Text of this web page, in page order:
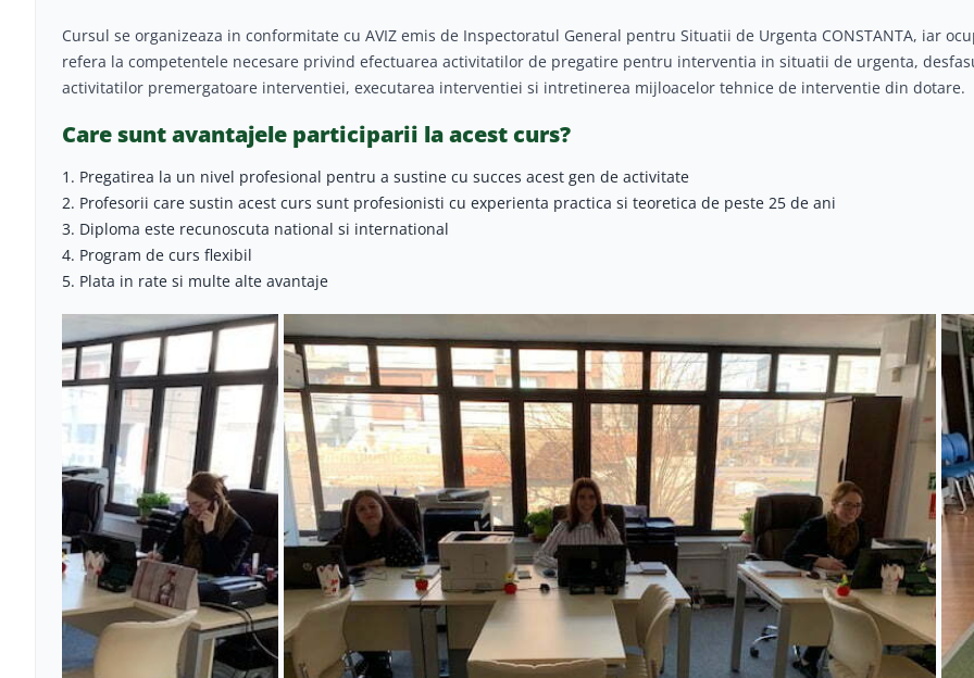
Cursul se organizeaza in conformitate cu AVIZ emis de Inspectoratul General pentru Situatii de Urgenta CONSTANTA, iar
refera la competentele necesare privind efectuarea activitatilor de pregatire pentru interventia in situatii de urgenta,
activitatilor premergatoare interventiei, executarea interventiei si intretinerea mijloacelor tehnice de interventie din dotare.
Care sunt avantajele participarii la acest curs?
1. Pregatirea la un nivel profesional pentru a sustine cu succes acest gen de activitate
2. Profesorii care sustin acest curs sunt profesionisti cu experienta practica si teoretica de peste 25 de ani
3. Diploma este recunoscuta national si international
4. Program de curs flexibil
5. Plata in rate si multe alte avantaje